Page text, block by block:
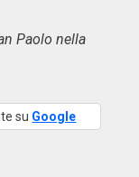
Paolo nella
su Google